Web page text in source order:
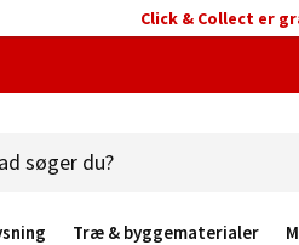
Click & Collect er
Træ & byggematerialer